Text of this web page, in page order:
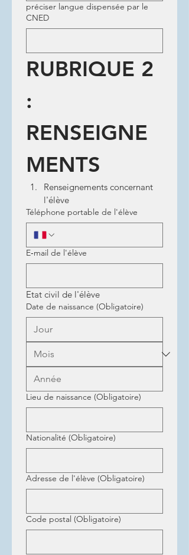
préciser langue dispensée par le
CNED
RUBRIQUE 2
:
RENSEIGNE
MENTS
Renseignements concernant
l'élève
Téléphone portable de l'élève
E‑mail de l'élève
Etat civil de l'élève
Date de naissance (Obligatoire)
Lieu de naissance (Obligatoire)
Nationalité (Obligatoire)
Adresse de l'élève (Obligatoire)
Code postal (Obligatoire)